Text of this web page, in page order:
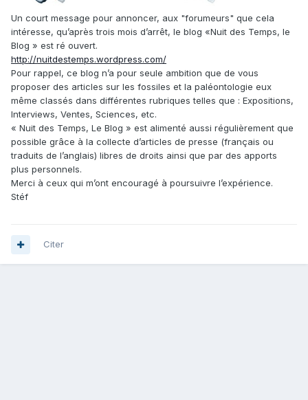
Un court message pour annoncer, aux "forumeurs" que cela
intéresse, qu’après trois mois d’arrêt, le blog «Nuit des Temps, le
Blog » est ré ouvert.
http://nuitdestemps.wordpress.com/
Pour rappel, ce blog n’a pour seule ambition que de vous
proposer des articles sur les fossiles et la paléontologie eux
même classés dans différentes rubriques telles que : Expositions,
Interviews, Ventes, Sciences, etc.
« Nuit des Temps, Le Blog » est alimenté aussi régulièrement que
possible grâce à la collecte d’articles de presse (français ou
traduits de l’anglais) libres de droits ainsi que par des apports
plus personnels.
Merci à ceux qui m’ont encouragé à poursuivre l’expérience.
Stéf
Citer